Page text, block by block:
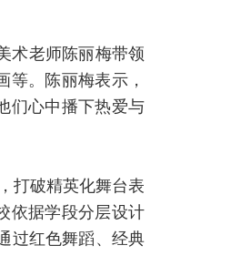
术老师陈丽梅带领
。陈丽梅表示，
们心中播下热爱与
打破精英化舞台表
依据学段分层设计
过红色舞蹈、经典